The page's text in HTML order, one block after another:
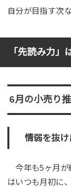
自分が目指す次
「先読み力」
6月の小売り
情弱を抜け
今年も5ヶ月が
はいつも月初に